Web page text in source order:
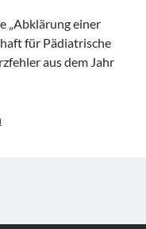
Lives
„Abklärung einer
für Pädiatrische
aus dem Jahr